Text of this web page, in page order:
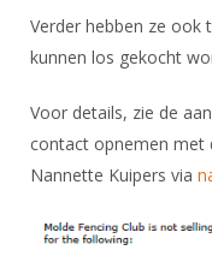
Historie
Ereleden
Vacatures
Bondsbureau
Contact
Materiaal
Rolstoelschermen
KNAS Keurmerk
Talentontwikkeling
Internationale
Internationale
Nieuws
Nationale opleidingen
Internationale
Opleidingen
Verder hebben ze
kunnen los gekocht
Voor details, zie de
contact opnemen met
Nannette Kuipers via